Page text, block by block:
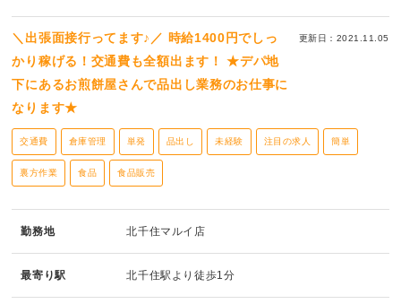
＼出張面接行ってます♪／ 時給1400円でしっ
かり稼げる！交通費も全額出ます！ ★デパ地
下にあるお煎餅屋さんで品出し業務のお仕事に
なります★
更新日：2021.11.05
交通費 倉庫管理 単発 品出し 未経験 注目の求人 簡単
裏方作業 食品 食品販売
勤務地 北千住マルイ店
最寄り駅 北千住駅より徒歩1分